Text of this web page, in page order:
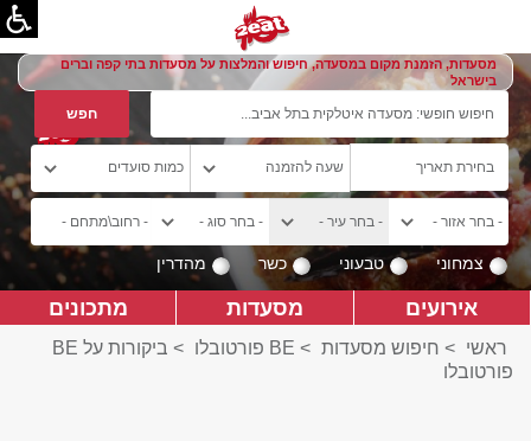
מסעדות, הזמנת מקום במסעדה, חיפוש והמלצות על מסעדות בתי קפה וברים
בישראל
צמחוני טבעוני כשר מהדרין
אירועים מסעדות מתכונים
ראשי > חיפוש מסעדות > BE פורטובלו >
ביקורות על BE
פורטובלו